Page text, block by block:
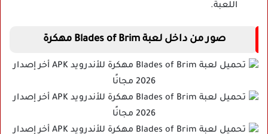
اللعبة.
صور من داخل لعبة Blades of Brim مهكرة